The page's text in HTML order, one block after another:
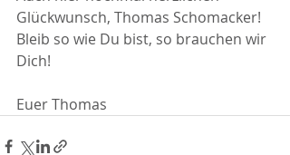
Glückwunsch, Thomas Schomacker!
Bleib so wie Du bist, so brauchen wir
Dich!
Euer Thomas